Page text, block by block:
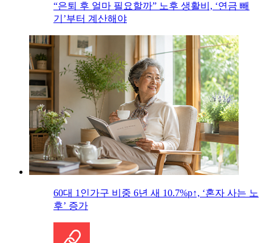
“은퇴 후 얼마 필요할까” 노후 생활비, ‘연금 빼
기’부터 계산해야
60대 1인가구 비중 6년 새 10.7%p↑, ‘혼자 사는 노
후’ 증가